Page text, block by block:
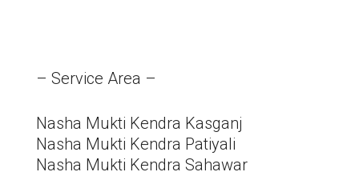
– Service Area –
Nasha Mukti Kendra Kasganj
Nasha Mukti Kendra Patiyali
Nasha Mukti Kendra Sahawar